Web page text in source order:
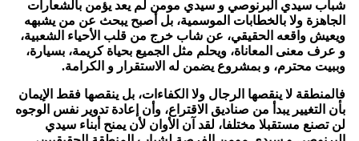
شباب سيدي البرنوصي و سيدي مومن لم يعد يؤمن بالشعارات
الجاهزة ولا بالخطابات الموسمية، بل أصبح يبحث عن من يشبهه
ويعيش واقعه الحقيقي، عن شاب خرج من قلب الأحياء الشعبية،
و عرف معنى المعاناة، ويحلم مثل الجميع بحياة كريمة، بسيارة،
وببيت محترم، و بمشروع يضمن له الاستقرار و الكرامة.
فالمنطقة لا ينقصها الرجال ولا الكفاءات، بل ينقصها فقط الإيمان
بأن التغيير يبدأ من صناديق الاقتراع، وأن إعادة تدوير نفس الوجوه
لن تصنع مستقبلا مختلفا، لقد آن الأوان لأن يمنح أبناء سيدي